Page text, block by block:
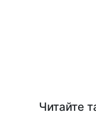
Читайте